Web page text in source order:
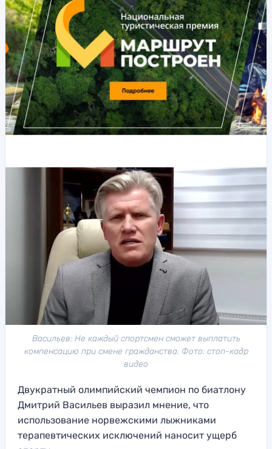
Васильев: Не каждый спортсмен сможет выплатить
компенсацию при смене гражданства. Фото: стоп-кадр
видео
Двукратный олимпийский чемпион по биатлону
Дмитрий Васильев выразил мнение, что
использование норвежскими лыжниками
терапевтических исключений наносит ущерб